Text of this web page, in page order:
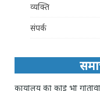
व्यक्ति
संपर्क
सभी नवीनतम
कार्यालय की कोई भी